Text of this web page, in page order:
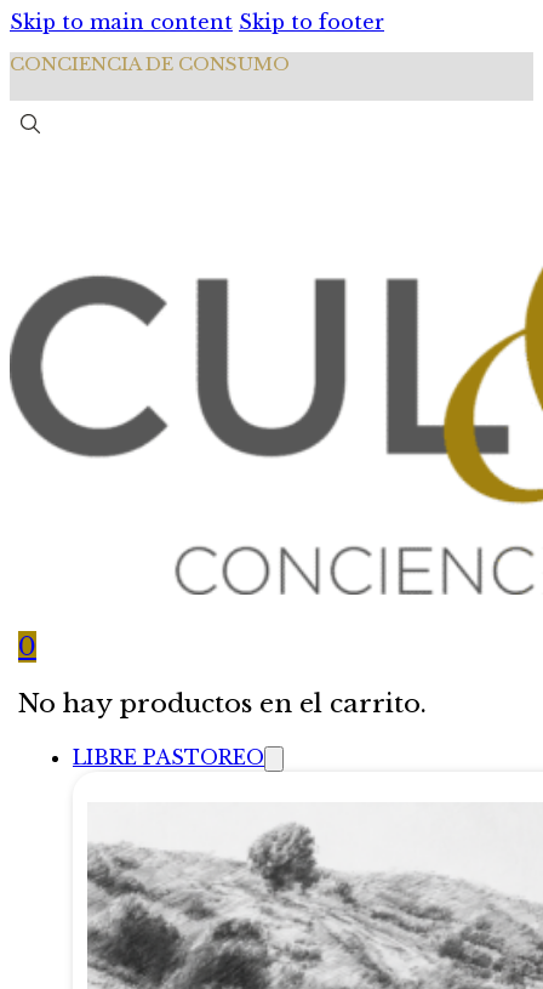
Skip to main content Skip to footer
CONCIENCIA DE CONSUMO
0
No hay productos en el carrito.
LIBRE PASTOREO